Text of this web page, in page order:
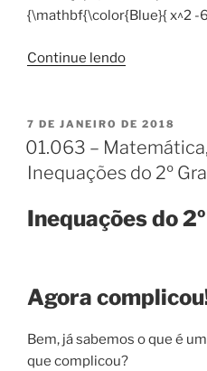
{\mathbf{\color{Blue}{ x^2 -
Continue lendo“01.064
Álgebra.
Inequações
2º
PUBLICADO
EM
7 DE JANEIRO DE 2018
01.063 –
Inequações do 2º
Inequações do
Agora
Bem, já sabemos o que é
que complicou?